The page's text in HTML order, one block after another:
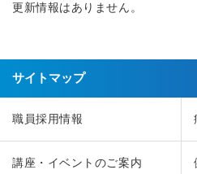
更新情報はありません。
サイトマップ
職員採用情報
講座・イベントのご案内